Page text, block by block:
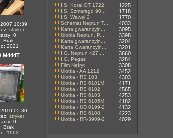
10:39
stryker
0
Brak
2021
M444T
05:30
stryker
0
Brak
1903
I.S. Koral OT 1722 1225
I.S. Szmaragd 90... 1718
I.S. Wawel 2 1770
Schemat Neptun T... 4033
Karta gwarancyjn... 3095
Ulotka Neptun, P... 3398
Karta gwarancyjn... 3204
Karta Gwarancyjn... 3201
I.O. Neptun 427,... 3660
I.O. Pegaz 3284
Film Nefryt 3308
Ulotka - AA 1212 3452
Ulotka - RS 103 4303
Ulotka - RS 6101M 4171
Ulotka - RS 6102 4565
Ulotka - RS 6103 4253
Ulotka - RS 6105M 4182
Ulotka - UD 0199-2 4132
Ulotka - RS 6108 4223
Ulotka - RR-3909-2 4029